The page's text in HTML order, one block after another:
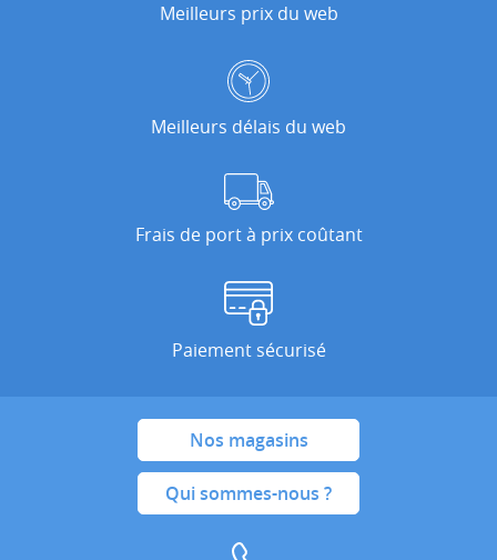
Meilleurs prix du web
Meilleurs délais du web
Frais de port à prix coûtant
Paiement sécurisé
Nos magasins
Qui sommes-nous ?